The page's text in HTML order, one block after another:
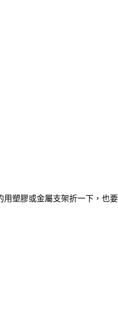
塑膠或金屬支架折一下，也